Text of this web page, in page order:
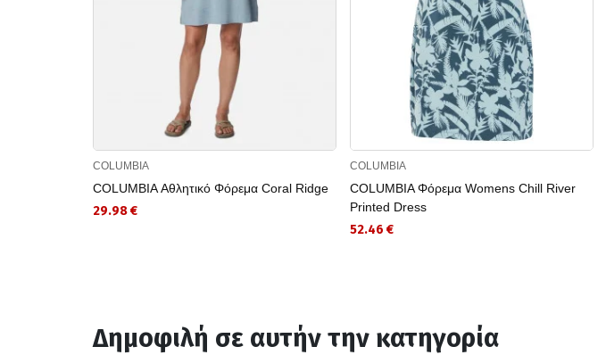
COLUMBIA
COLUMBIA Αθλητικό Φόρεμα Coral Ridge
29.98 €
COLUMBIA
COLUMBIA Φόρεμα Womens Chill River
Printed Dress
52.46 €
Δημοφιλή σε αυτήν την κατηγορία